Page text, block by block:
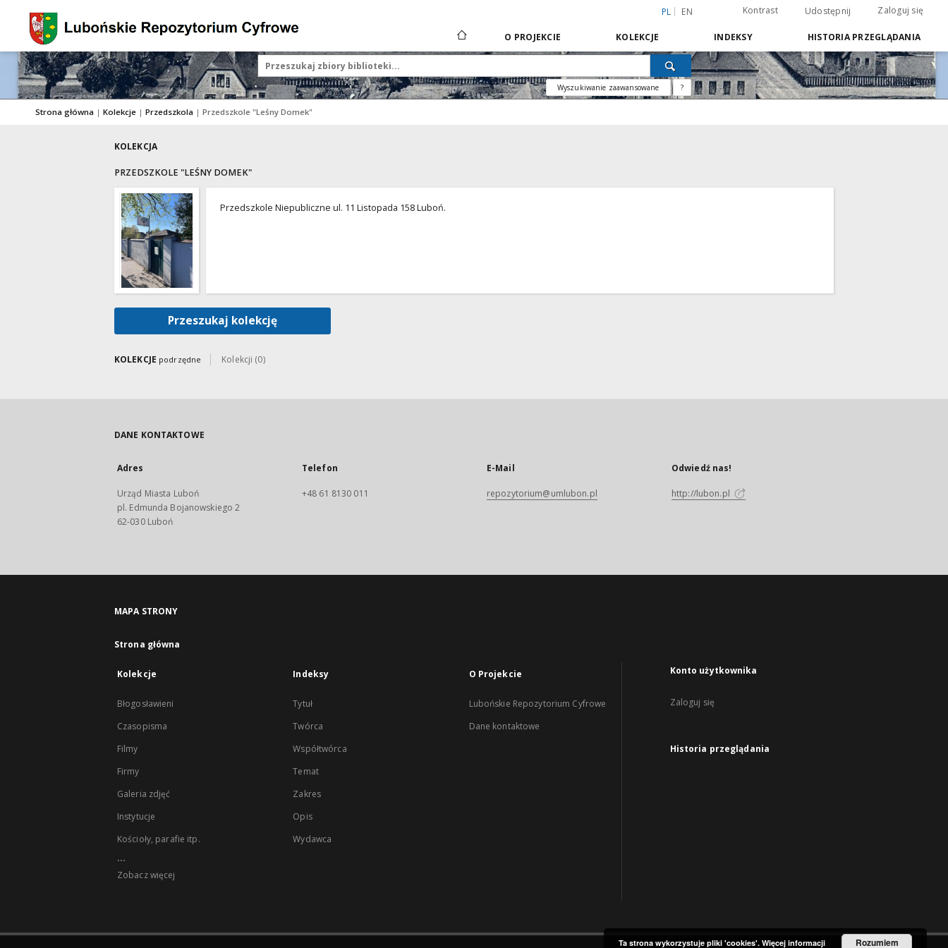
PL EN Kontrast Udostępnij Zaloguj się
O PROJEKCIE KOLEKCJE INDEKSY HISTORIA PRZEGLĄDANIA
Wyszukiwanie zaawansowane ?
Strona główna | Kolekcje | Przedszkola | Przedszkole "Leśny Domek"
KOLEKCJA
PRZEDSZKOLE "LEŚNY DOMEK"
Przedszkole Niepubliczne ul. 11 Listopada 158 Luboń.
Przeszukaj kolekcję
KOLEKCJE podrzędne Kolekcji (0)
DANE KONTAKTOWE
Adres
Urząd Miasta Luboń
pl. Edmunda Bojanowskiego 2
62-030 Luboń
Telefon
+48 61 8130 011
E-Mail
repozytorium@umlubon.pl
Odwiedź nas!
http://lubon.pl
MAPA STRONY
Strona główna
Kolekcje
Błogosławieni
Czasopisma
Filmy
Firmy
Galeria zdjęć
Instytucje
Kościoły, parafie itp.
...
Zobacz więcej
Indeksy
Tytuł
Twórca
Współtwórca
Temat
Zakres
Opis
Wydawca
O Projekcie
Lubońskie Repozytorium Cyfrowe
Dane kontaktowe
Konto użytkownika
Zaloguj się
Historia przeglądania
Ta strona wykorzystuje pliki 'cookies'. Więcej informacji Rozumiem